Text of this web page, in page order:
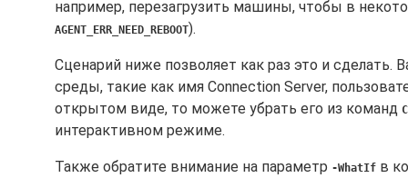
например, перезагрузить машины, чтобы в
AGENT_ERR_NEED_REBOOT).
Сценарий ниже позволяет как раз это и
среды, такие как имя Connection Server,
открытом виде, то можете убрать его из команд
интерактивном режиме.
Также обратите внимание на параметр -WhatIf в